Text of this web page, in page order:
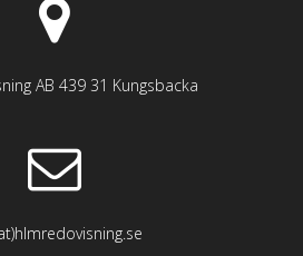
AB 439 31 Kungsbacka